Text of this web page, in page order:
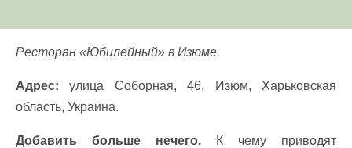
Ресторан «Юбилейный» в Изюме.
Адрес: улица Соборная, 46, Изюм, Харьковская
область, Украина.
Добавить больше нечего. К чему приводят